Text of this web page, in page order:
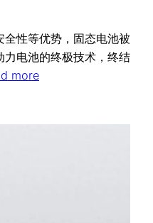
性等优势，固态电池被
电池的终极技术，终结
more